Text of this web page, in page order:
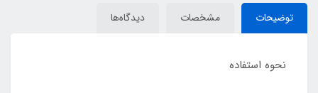
توضیحات مشخصات دیدگاه‌ها
نحوه استفاده